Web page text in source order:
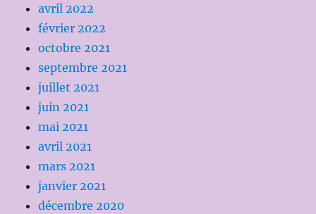
avril 2022
février 2022
octobre 2021
septembre 2021
juillet 2021
juin 2021
mai 2021
avril 2021
mars 2021
janvier 2021
décembre 2020